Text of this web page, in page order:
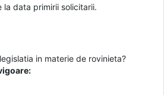
data primirii solicitarii.
in materie de rovinieta?